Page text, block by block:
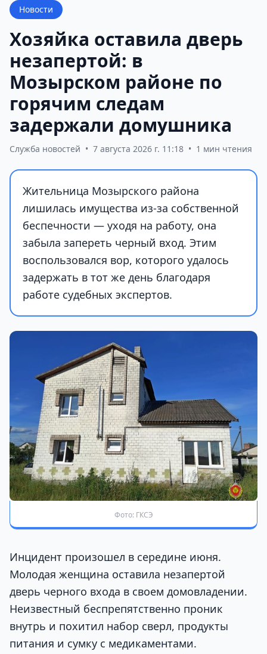
Новости
Хозяйка оставила дверь
незапертой: в
Мозырском районе по
горячим следам
задержали домушника
Служба новостей • 7 августа 2026 г. 11:18 • 1 мин чтения
Жительница Мозырского района
лишилась имущества из-за собственной
беспечности — уходя на работу, она
забыла запереть черный вход. Этим
воспользовался вор, которого удалось
задержать в тот же день благодаря
работе судебных экспертов.
Фото: ГКСЭ
Инцидент произошел в середине июня.
Молодая женщина оставила незапертой
дверь черного входа в своем домовладении.
Неизвестный беспрепятственно проник
внутрь и похитил набор сверл, продукты
питания и сумку с медикаментами.